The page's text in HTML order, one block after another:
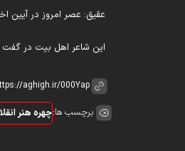
عقیق: عصر امروز در آیین
این شاعر اهل بیت در
برچسب ها:چهره هنر